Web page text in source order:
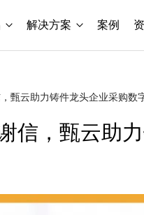
解决方案 案例
甄云助力铸件龙头企业采购数
信，甄云助